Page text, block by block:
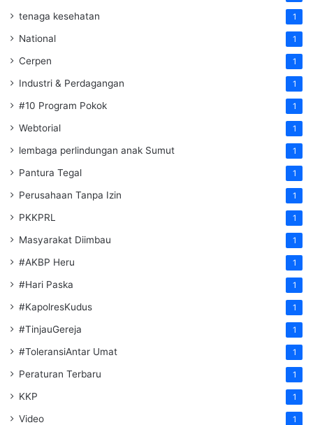
tenaga kesehatan 1
National 1
Cerpen 1
Industri & Perdagangan 1
#10 Program Pokok 1
Webtorial 1
lembaga perlindungan anak Sumut 1
Pantura Tegal 1
Perusahaan Tanpa Izin 1
PKKPRL 1
Masyarakat Diimbau 1
#AKBP Heru 1
#Hari Paska 1
#KapolresKudus 1
#TinjauGereja 1
#ToleransiAntar Umat 1
Peraturan Terbaru 1
KKP 1
Video 1